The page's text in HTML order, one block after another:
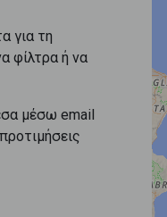
για τη
φίλτρα ή να
μέσω email